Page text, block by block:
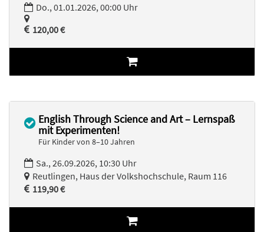
Do., 01.01.2026, 00:00 Uhr
120,00 €
English Through Science and Art – Lernspaß
mit Experimenten!
Für Kinder von 8–10 Jahren
Sa., 26.09.2026, 10:30 Uhr
Reutlingen, Haus der Volkshochschule, Raum 116
119,90 €